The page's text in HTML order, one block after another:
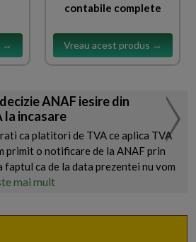
→
contabile complete
Vreau acest produs →
ANAF iesire din
la incasare
ca platitori de TVA ce aplica TVA
primit o notificare de la ANAF prin
faptul ca de la data prezentei nu vom
mai mult